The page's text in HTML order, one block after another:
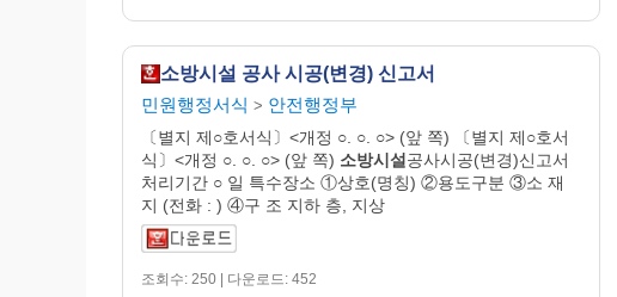
소방시설 공사 시공(변경) 신고서
민원행정서식 > 안전행정부
〔별지 제○호서식〕<개정 ○. ○. ○> (앞 쪽) 〔별지 제○호서
식〕<개정 ○. ○. ○> (앞 쪽) 소방시설공사시공(변경)신고서
처리기간 ○ 일 특수장소 ①상호(명칭) ②용도구분 ③소 재
지 (전화 : ) ④구 조 지하 층, 지상
조회수: 250 | 다운로드: 452